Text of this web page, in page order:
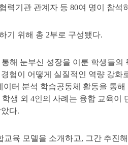
력기관 관계자 등 80여 명이 참석
기 위해 총 2부로 구성됐다.
해 눈부신 성장을 이룬 학생들
험이 어떻게 실질적인 역량 강화
터 분석 학습공동체 활동을 통
생 외 4인의 사례는 융합 교육이
다.
육 모델을 소개하고, 그간 추진